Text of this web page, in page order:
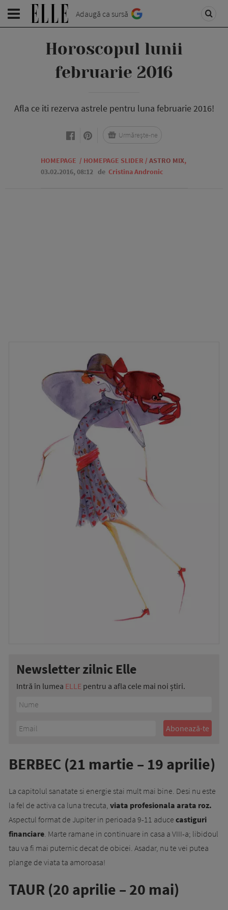
Adaugă ca sursă
Horoscopul lunii
februarie 2016
Afla ce iti rezerva astrele pentru luna februarie 2016!
HOMEPAGE / HOMEPAGE SLIDER / ASTRO MIX,
03.02.2016, 08:12 de Cristina Andronic
Urmărește-ne
Newsletter zilnic Elle
Intră în lumea ELLE pentru a afla cele mai noi știri.
BERBEC (21 martie – 19 aprilie)
La capitolul sanatate si energie stai mult mai bine. Desi nu este
la fel de activa ca luna trecuta, viata profesionala arata roz.
Aspectul format de Jupiter in perioada 9-11 aduce castiguri
financiare. Marte ramane in continuare in casa a VIII-a; libidoul
tau va fi mai puternic decat de obicei. Asadar, nu te vei putea
plange de viata ta amoroasa!
TAUR (20 aprilie – 20 mai)